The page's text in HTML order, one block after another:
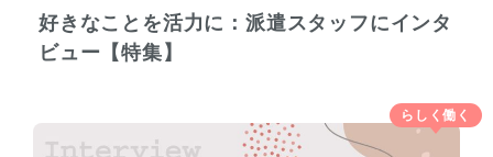
好きなことを活力に：派遣スタッフにインタ
ビュー【特集】
らしく働く